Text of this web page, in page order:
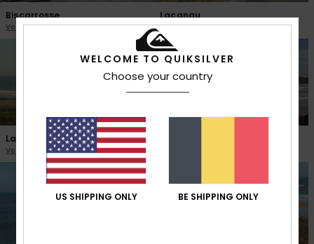
Biscarrosse
Voir la webcam
Lacanau
Voir la webcam
La Hague Sciotot
Voir la webcam
WELCOME TO QUIKSILVER
Choose your country
US SHIPPING ONLY BE SHIPPING ONLY